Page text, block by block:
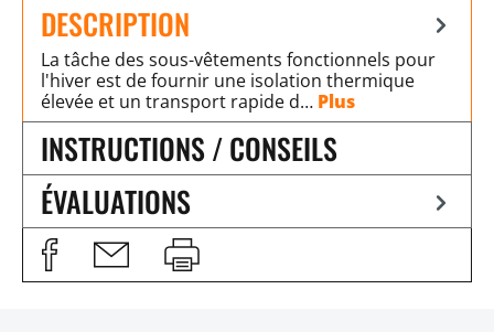
DESCRIPTION
La tâche des sous-vêtements fonctionnels pour
l'hiver est de fournir une isolation thermique
élevée et un transport rapide d… Plus
INSTRUCTIONS / CONSEILS
ÉVALUATIONS